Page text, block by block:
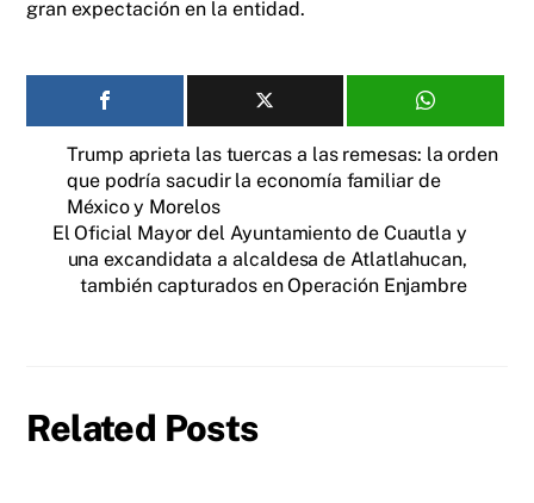
gran expectación en la entidad.
Trump aprieta las tuercas a las remesas: la orden
que podría sacudir la economía familiar de
México y Morelos
El Oficial Mayor del Ayuntamiento de Cuautla y
una excandidata a alcaldesa de Atlatlahucan,
también capturados en Operación Enjambre
Related Posts